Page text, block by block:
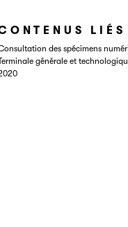
LIÉS
des spécimens
générale et